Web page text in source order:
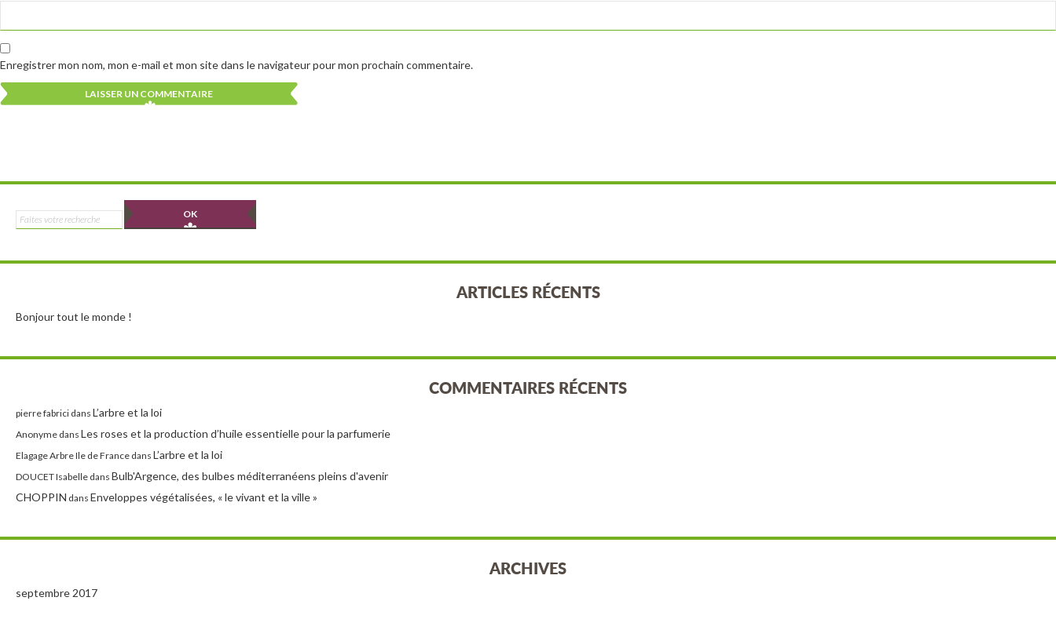
Enregistrer mon nom, mon e-mail et mon site dans le navigateur pour mon prochain commentaire.
Rechercher :
ARTICLES RÉCENTS
Bonjour tout le monde !
COMMENTAIRES RÉCENTS
pierre fabrici dans L’arbre et la loi
Anonyme dans Les roses et la production d’huile essentielle pour la parfumerie
Elagage Arbre Ile de France dans L’arbre et la loi
DOUCET Isabelle dans Bulb'Argence, des bulbes méditerranéens pleins d'avenir
CHOPPIN dans Enveloppes végétalisées, « le vivant et la ville »
ARCHIVES
septembre 2017